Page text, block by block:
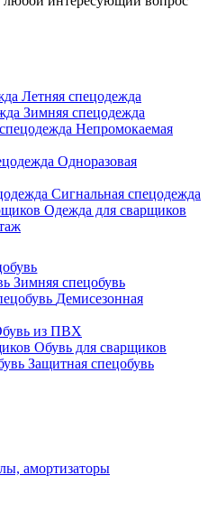
Летняя спецодежда
Зимняя спецодежда
Непромокаемая
Одноразовая
Сигнальная спецодежда
Одежда для сварщиков
Зимняя спецобувь
Демисезонная
из ПВХ
Обувь для сварщиков
Защитная спецобувь
амортизаторы